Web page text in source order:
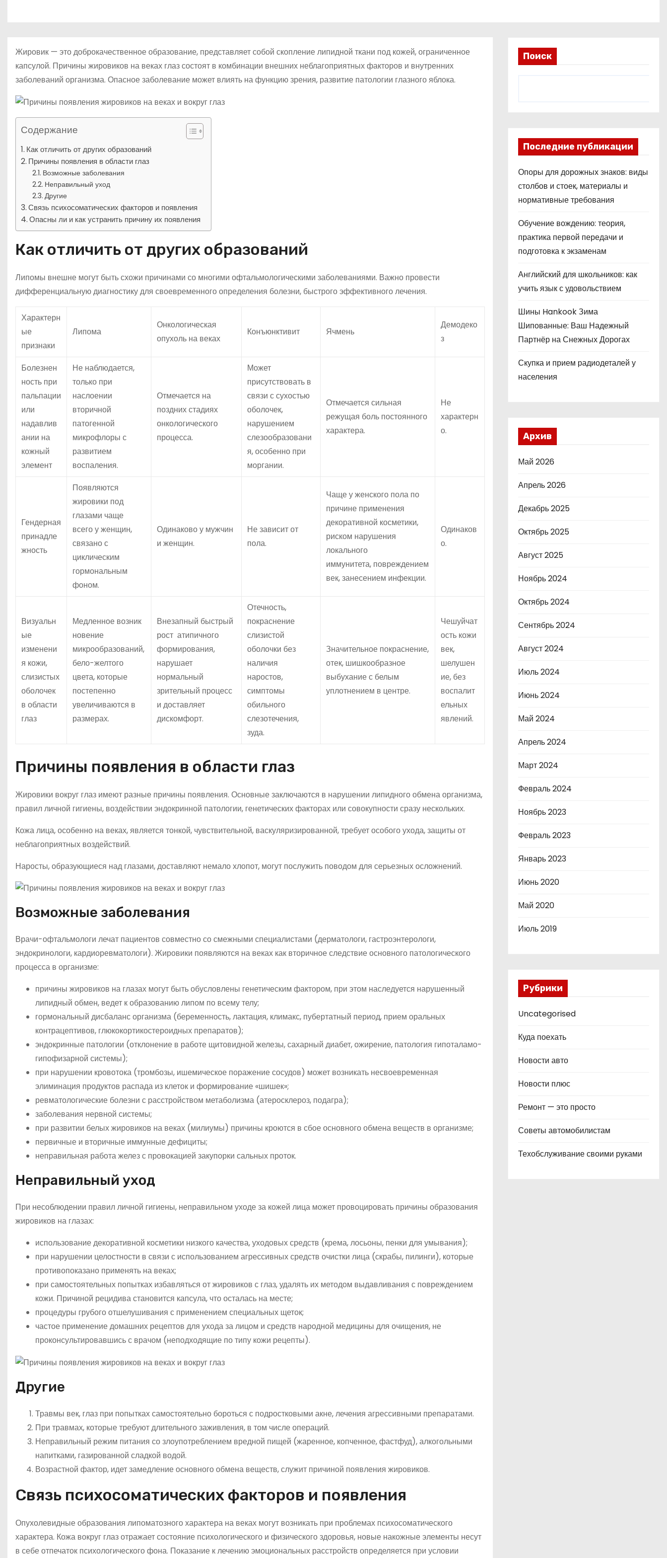
Жировик — это доброкачественное образование, представляет собой скопление липидной ткани под кожей, ограниченное
капсулой. Причины жировиков на веках глаз состоят в комбинации внешних неблагоприятных факторов и внутренних
заболеваний организма. Опасное заболевание может влиять на функцию зрения, развитие патологии глазного яблока.
Содержание
Как отличить от других образований
Причины появления в области глаз
Возможные заболевания
Неправильный уход
Другие
Связь психосоматических факторов и появления
Опасны ли и как устранить причину их появления
Как отличить от других образований
Липомы внешне могут быть схожи причинами со многими офтальмологическими заболеваниями. Важно провести
дифференциальную диагностику для своевременного определения болезни, быстрого эффективного лечения.
Характерн
ые
признаки
Липома
Онкологическая
опухоль на веках
Конъюнктивит Ячмень
Демодеко
з
Болезнен
ность при
пальпации
или
надавлив
ании на
кожный
элемент
Не наблюдается,
только при
наслоении
вторичной
патогенной
микрофлоры с
развитием
воспаления.
Отмечается на
поздних стадиях
онкологического
процесса.
Может
присутствовать в
связи с сухостью
оболочек,
нарушением
слезообразовани
я, особенно при
моргании.
Отмечается сильная
режущая боль постоянного
характера.
Не
характерн
о.
Гендерная
принадле
жность
Появляются
жировики под
глазами чаще
всего у женщин,
связано с
циклическим
гормональным
фоном.
Одинаково у мужчин
и женщин.
Не зависит от
пола.
Чаще у женского пола по
причине применения
декоративной косметики,
риском нарушения
локального
иммунитета, повреждением
век, занесением инфекции.
Одинаков
о.
Визуальн
ые
изменени
я кожи,
слизистых
оболочек
в области
глаз
Медленное возник
новение
микрообразований,
бело-желтого
цвета, которые
постепенно
увеличиваются в
размерах.
Внезапный быстрый
рост атипичного
формирования,
нарушает
нормальный
зрительный процесс
и доставляет
дискомфорт.
Отечность,
покраснение
слизистой
оболочки без
наличия
наростов,
симптомы
обильного
слезотечения,
зуда.
Значительное покраснение,
отек, шишкообразное
выбухание с белым
уплотнением в центре.
Чешуйчат
ость кожи
век,
шелушен
ие, без
воспалит
ельных
явлений.
Причины появления в области глаз
Жировики вокруг глаз имеют разные причины появления. Основные заключаются в нарушении липидного обмена организма,
правил личной гигиены, воздействии эндокринной патологии, генетических факторах или совокупности сразу нескольких.
Кожа лица, особенно на веках, является тонкой, чувствительной, васкуляризированной, требует особого ухода, защиты от
неблагоприятных воздействий.
Наросты, образующиеся над глазами, доставляют немало хлопот, могут послужить поводом для серьезных осложнений.
Возможные заболевания
Врачи-офтальмологи лечат пациентов совместно со смежными специалистами (дерматологи, гастроэнтерологи,
эндокринологи, кардиоревматологи). Жировики появляются на веках как вторичное следствие основного патологического
процесса в организме:
причины жировиков на глазах могут быть обусловлены генетическим фактором, при этом наследуется нарушенный
липидный обмен, ведет к образованию липом по всему телу;
гормональный дисбаланс организма (беременность, лактация, климакс, пубертатный период, прием оральных
контрацептивов, глюкокортикостероидных препаратов);
эндокринные патологии (отклонение в работе щитовидной железы, сахарный диабет, ожирение, патология гипоталамо-
гипофизарной системы);
при нарушении кровотока (тромбозы, ишемическое поражение сосудов) может возникать несвоевременная
элиминация продуктов распада из клеток и формирование «шишек»;
ревматологические болезни с расстройством метаболизма (атеросклероз, подагра);
заболевания нервной системы;
при развитии белых жировиков на веках (милиумы) причины кроются в сбое основного обмена веществ в организме;
первичные и вторичные иммунные дефициты;
неправильная работа желез с провокацией закупорки сальных проток.
Неправильный уход
При несоблюдении правил личной гигиены, неправильном уходе за кожей лица может провоцировать причины образования
жировиков на глазах:
использование декоративной косметики низкого качества, уходовых средств (крема, лосьоны, пенки для умывания);
при нарушении целостности в связи с использованием агрессивных средств очистки лица (скрабы, пилинги), которые
противопоказано применять на веках;
при самостоятельных попытках избавляться от жировиков с глаз, удалять их методом выдавливания с повреждением
кожи. Причиной рецидива становится капсула, что осталась на месте;
процедуры грубого отшелушивания с применением специальных щеток;
частое применение домашних рецептов для ухода за лицом и средств народной медицины для очищения, не
проконсультировавшись с врачом (неподходящие по типу кожи рецепты).
Другие
Травмы век, глаз при попытках самостоятельно бороться с подростковыми акне, лечения агрессивными препаратами.
При травмах, которые требуют длительного заживления, в том числе операций.
Неправильный режим питания со злоупотреблением вредной пищей (жаренное, копченное, фастфуд), алкогольными
напитками, газированной сладкой водой.
Возрастной фактор, идет замедление основного обмена веществ, служит причиной появления жировиков.
Связь психосоматических факторов и появления
Опухолевидные образования липоматозного характера на веках могут возникать при проблемах психосоматического
характера. Кожа вокруг глаз отражает состояние психологического и физического здоровья, новые накожные элементы несут
в себе отпечаток психологического фона. Показание к лечению эмоциональных расстройств определяется при условии
Поиск
Последние публикации
Опоры для дорожных знаков: виды
столбов и стоек, материалы и
нормативные требования
Обучение вождению: теория,
практика первой передачи и
подготовка к экзаменам
Английский для школьников: как
учить язык с удовольствием
Шины Hankook Зима
Шипованные: Ваш Надежный
Партнёр на Снежных Дорогах
Скупка и прием радиодеталей у
населения
Архив
Май 2026
Апрель 2026
Декабрь 2025
Октябрь 2025
Август 2025
Ноябрь 2024
Октябрь 2024
Сентябрь 2024
Август 2024
Июль 2024
Июнь 2024
Май 2024
Апрель 2024
Март 2024
Февраль 2024
Ноябрь 2023
Февраль 2023
Январь 2023
Июнь 2020
Май 2020
Июль 2019
Рубрики
Uncategorised
Куда поехать
Новости авто
Новости плюс
Ремонт — это просто
Советы автомобилистам
Техобслуживание своими руками